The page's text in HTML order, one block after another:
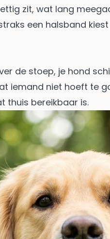
zit, wat lang
een halsband
de stoep, je hond
iemand niet hoeft te
thuis bereikbaar is.